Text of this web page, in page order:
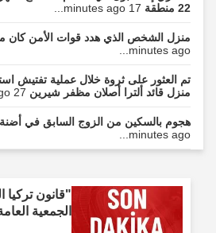
17 minutes ago...
منزل الشخص الذي هدد قوات الأمن كان
minutes ago...
منزل قائد ألترا أصلان مظفر شيرين27 minutes ago...
هجوم بالسكين من الزوج السابق في أضنة:
minutes ago...
"قانون تركيا
الجمعية